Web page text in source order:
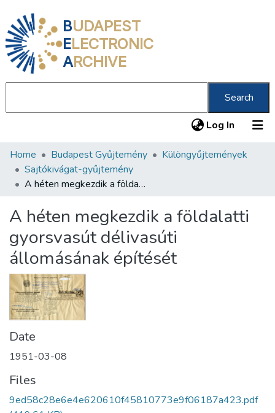
BUDAPEST
ELECTRONIC
ARCHIVE
Search
Log In (current)
Communities & Collections
All of DSpace
Home Budapest Gyűjtemény
Különgyűjtemények
Sajtókivágat-gyűjtemény
A héten megkezdik a földalatti gyorsvasút délivasúti állomásának építését
A héten megkezdik a földalatti
gyorsvasút délivasúti
állomásának építését
Date
1951-03-08
Files
9ed58c28e6e4e620610f45810773e9f06187a423.pdf